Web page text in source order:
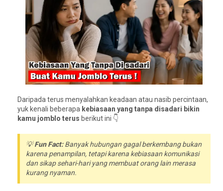
Daripada terus menyalahkan keadaan atau nasib percintaan,
yuk kenali beberapa kebiasaan yang tanpa disadari bikin
kamu jomblo terus berikut ini 👇
💡Fun Fact:Banyak hubungan gagal berkembang bukan
karena penampilan, tetapi karena kebiasaan komunikasi
dan sikap sehari-hari yang membuat orang lain merasa
kurang nyaman.